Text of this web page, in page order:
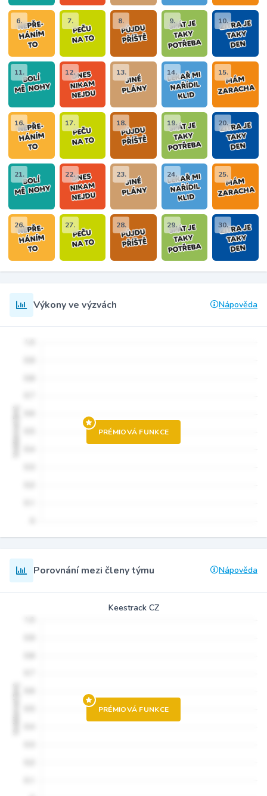
6. 7. 8. 9. 10.
11. 12. 13. 14. 15.
16. 17. 18. 19. 20.
21. 22. 23. 24. 25.
26. 27. 28. 29. 30.
Výkony ve výzvách Nápověda
PRÉMIOVÁ FUNKCE
Porovnání mezi členy týmu Nápověda
Keestrack CZ
PRÉMIOVÁ FUNKCE